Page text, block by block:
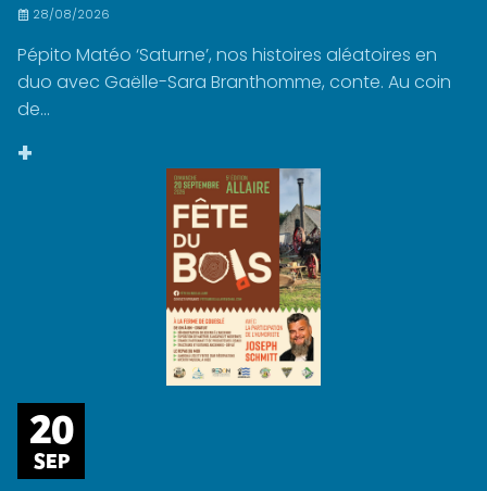
28/08/2026
Pépito Matéo ‘Saturne’, nos histoires aléatoires en
duo avec Gaëlle-Sara Branthomme, conte. Au coin
de...
+
20
SEP